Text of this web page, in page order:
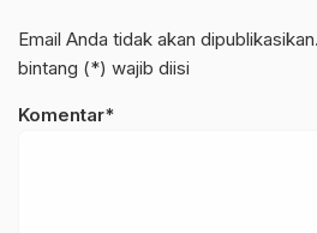
Email Anda tidak akan
bintang (*) wajib diisi
Komentar*